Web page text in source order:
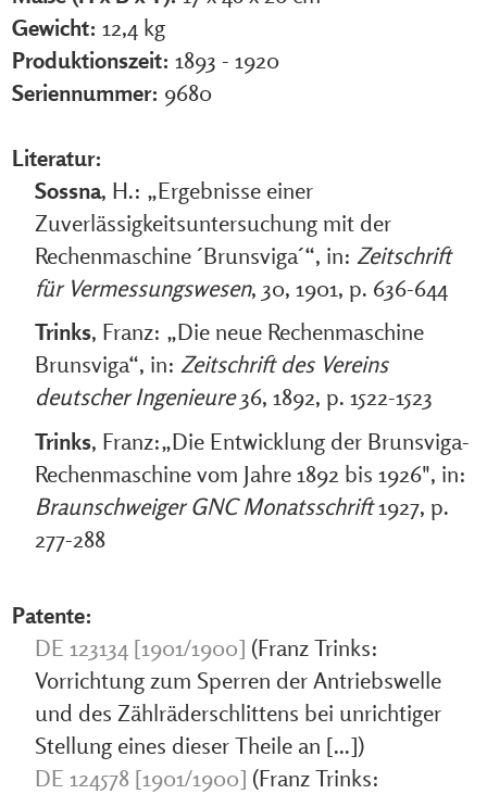
Gewicht: 12,4 kg
Produktionszeit: 1893 - 1920
Seriennummer: 9680
Literatur:
Sossna, H.: „Ergebnisse einer
Zuverlässigkeitsuntersuchung mit der
Rechenmaschine ´Brunsviga´“, in: Zeitschrift
für Vermessungswesen, 30, 1901, p. 636-644
Trinks, Franz: „Die neue Rechenmaschine
Brunsviga“, in: Zeitschrift des Vereins
deutscher Ingenieure36, 1892, p. 1522-1523
Trinks, Franz:„Die Entwicklung der Brunsviga-
Rechenmaschine vom Jahre 1892 bis 1926", in:
Braunschweiger GNC Monatsschrift1927, p.
277-288
Patente:
DE 123134 [1901/1900] (Franz Trinks:
Vorrichtung zum Sperren der Antriebswelle
und des Zählräderschlittens bei unrichtiger
Stellung eines dieser Theile an [...])
DE 124578 [1901/1900] (Franz Trinks: